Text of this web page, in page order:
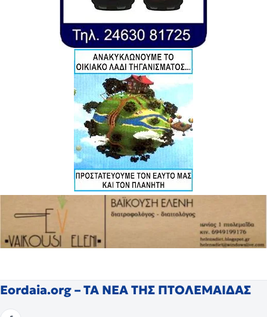
Eordaia.org – ΤΑ ΝΕΑ ΤΗΣ ΠΤΟΛΕΜΑΙΔΑΣ